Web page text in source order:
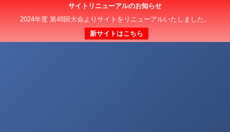
サイトリニューアルのお知らせ
2024年度 第48回大会よりサイトをリニューアルいたしました。
新サイトはこちら